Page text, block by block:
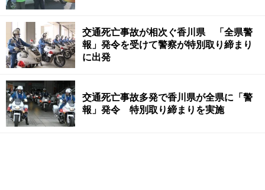
交通死亡事故が相次ぐ香川県 「全県警
報」発令を受けて警察が特別取り締まり
に出発
交通死亡事故多発で香川県が全県に「警
報」発令 特別取り締まりを実施